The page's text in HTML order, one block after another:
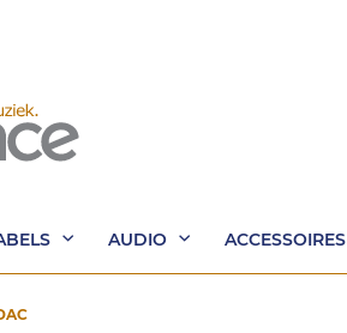
AUDIO ACCESSOIRES